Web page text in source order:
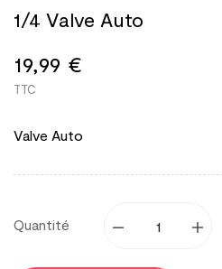
1/4 Valve Auto
19,99 €
TTC
Valve Auto
Quantité